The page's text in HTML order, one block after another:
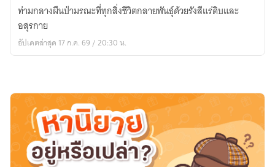
-
One
Conciousness
ท่ามกลางผืนป่ามรณะที่ทุกสิ่งชีวิตกลายพันธุ์ด้วยรังสีแร่ดิบและ
อสุรกาย
อัปเดตล่าสุด 17 ก.ค. 69 / 20:30 น.